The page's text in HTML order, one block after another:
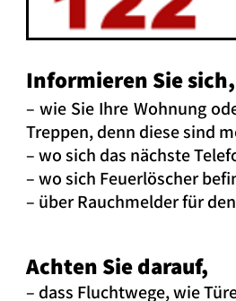
Informieren Sie sich,
– wie Sie Ihre Wohnung
Treppen, denn diese sind
– wo sich das nächste
– wo sich Feuerlöscher
– über Rauchmelder für
Achten Sie darauf,
– dass Fluchtwege, wie